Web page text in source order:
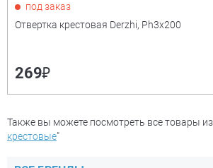
под заказ
Отвертка крестовая Derzhi, Ph3x200
269₽
Также вы можете посмотреть все товары из
крестовые"